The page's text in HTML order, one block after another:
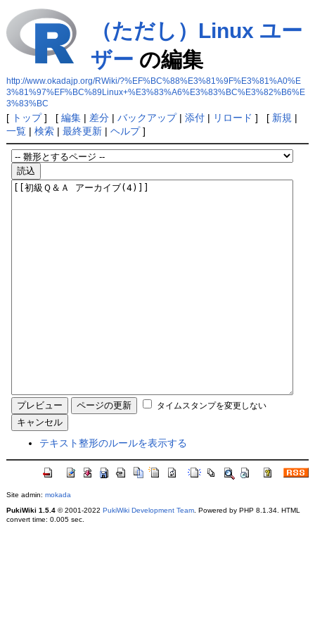
（ただし）Linux ユー
ザー の編集
http://www.okadajp.org/RWiki/?%EF%BC%88%E3%81%9F%E3%81%A0%E
3%81%97%EF%BC%89Linux+%E3%83%A6%E3%83%BC%E3%82%B6%E
3%83%BC
[ トップ] [ 編集| 差分| バックアップ| 添付| リロード ] [ 新規 |
一覧| 検索| 最終更新| ヘルプ]
タイムスタンプを変更しない
テキスト整形のルールを表示する
Site admin: mokada
PukiWiki 1.5.4© 2001-2022 PukiWiki Development Team. Powered by PHP 8.1.34. HTML
convert time: 0.005 sec.